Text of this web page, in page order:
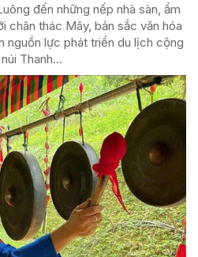
đến những nếp nhà sàn, ẩm
chân thác Mây, bản sắc văn hóa
nguồn lực phát triển du lịch cộng
Thanh...